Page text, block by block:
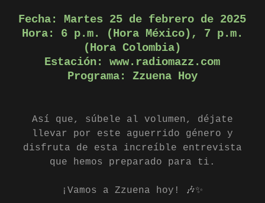
Fecha: Martes 25 de febrero de 2025
Hora:
6 p.m. (Hora México), 7 p.m.
(Hora Colombia)
Estación:
www.radiomazz.com
Programa: Zzuena Hoy
Así que, súbele al volumen, déjate
llevar por este aguerrido género y
disfruta de esta increíble entrevista
que hemos preparado para ti.
¡Vamos a Zzuena hoy! 🎶✨